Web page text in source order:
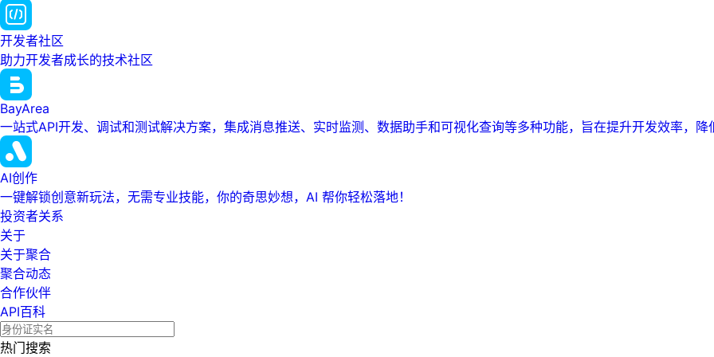
开发者社区
助力开发者成长的技术社区
BayArea
一站式API开发、调试和测试解决方案，集成消息推送、实时监测、数据助手和可视化查询等多种功能，旨在提升开发效率，降
AI创作
一键解锁创意新玩法，无需专业技能，你的奇思妙想，AI 帮你轻松落地！
投资者关系
关于
关于聚合
聚合动态
合作伙伴
API百科
热门搜索